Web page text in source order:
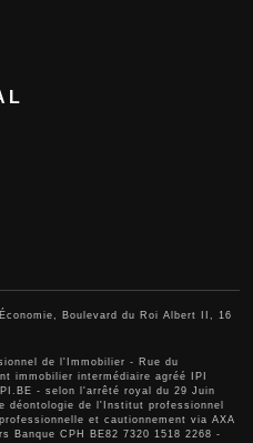
Boulevard du Roi Albert II, 16
de l'Immobilier - Rue du
immobilier intermédiaire agréé IPI
- selon l'arrêté royal du 29 Juin
déontologie de l'Institut professionnel
et cautionnement via AXA
Banque CPH BE82 7320 1518 2268 -